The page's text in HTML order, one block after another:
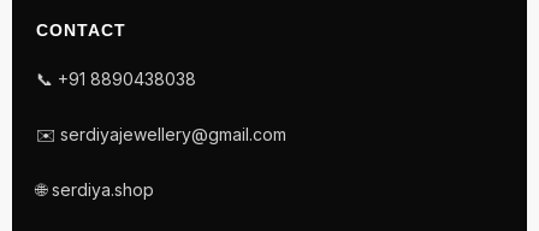
CONTACT
📞 +91 8890438038
✉️ serdiyajewellery@gmail.com
🌐 serdiya.shop